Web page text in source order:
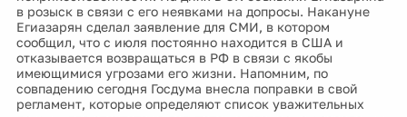
в розыск в связи с его неявками на допросы. Накануне
Егиазарян сделал заявление для СМИ, в котором
сообщил, что с июля постоянно находится в США и
отказывается возвращаться в РФ в связи с якобы
имеющимися угрозами его жизни. Напомним, по
совпадению сегодня Госдума внесла поправки в свой
регламент, которые определяют список уважительных